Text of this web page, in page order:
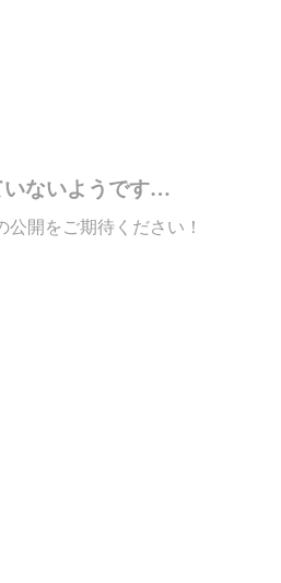
いないようです…
開をご期待ください！